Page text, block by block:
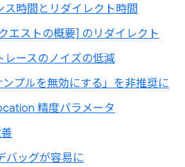
ス時間とリダイレクト時間
エストの概要] のリダイレクト
レースのノイズの低減
ンプルを無効にする」を非推奨に
精度パラメータ
バッグが容易に